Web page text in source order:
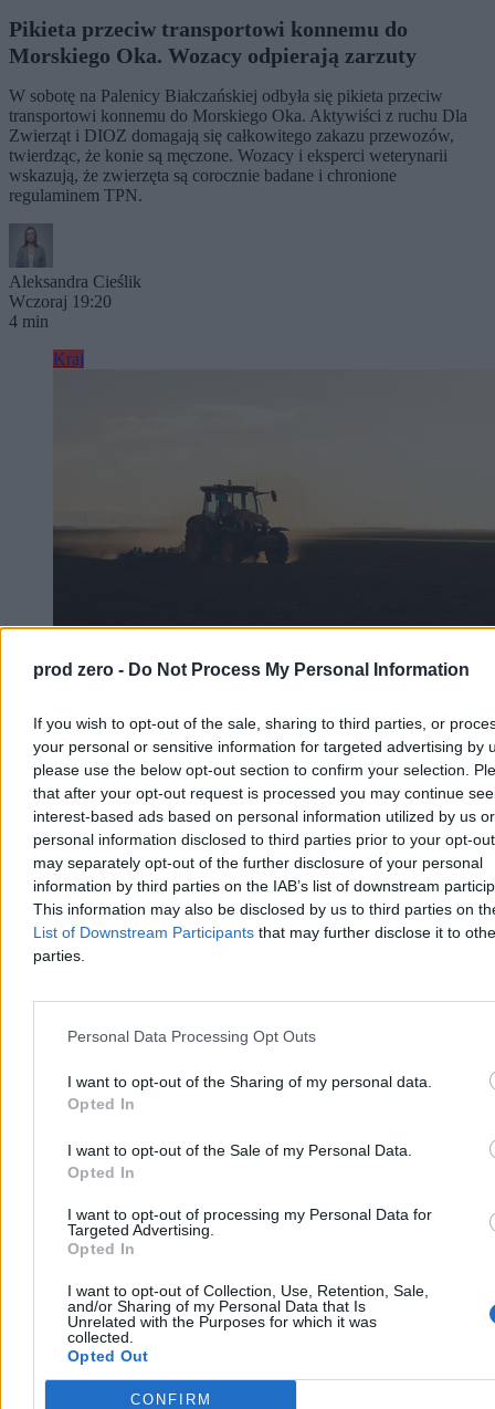
prod zero - Do Not Process My Personal Information
If you wish to opt-out of the sale, sharing to third parties, or
your personal or sensitive information for targeted advertising by
please use the below opt-out section to confirm your selection.
that after your opt-out request is processed you may continue
interest-based ads based on personal information utilized by us or
personal information disclosed to third parties prior to your opt-
may separately opt-out of the further disclosure of your personal
information by third parties on the IAB’s list of downstream
This information may also be disclosed by us to third parties on
List of Downstream Participants that may further disclose it to
parties.
Personal Data Processing Opt Outs
I want to opt-out of the Sharing of my personal data.
Opted In
I want to opt-out of the Sale of my Personal Data.
Opted In
I want to opt-out of processing my Personal Data for
Targeted Advertising.
Opted In
I want to opt-out of Collection, Use, Retention, Sale,
and/or Sharing of my Personal Data that Is
Unrelated with the Purposes for which it was
collected.
Opted Out
CONFIRM
Pikieta przeciw transportowi konnemu do
Morskiego Oka. Wozacy odpierają zarzuty
W sobotę na Palenicy Białczańskiej odbyła się pikieta przeciw
transportowi konnemu do Morskiego Oka. Aktywiści z ruchu Dla
Zwierząt i DIOZ domagają się całkowitego zakazu przewozów,
twierdząc, że konie są męczone. Wozacy i eksperci weterynarii
wskazują, że zwierzęta są corocznie badane i chronione
regulaminem TPN.
Aleksandra Cieślik
Wczoraj 19:20
4 min
Kraj
ok. 400 tys. zł
W piątek w gliwickiej dzielnicy Ostropa 60-letni rolnik ciągnikiem
marki Ursus celowo wjechał na świeżo położony asfalt, niszcząc
pługiem ok. 200 metrów nowej jezdni. Twierdził, że droga należy
do niego. Policja zatrzymała go na gorącym uczynku. Straty
oszacowano wstępnie na ok. 400 tys. zł.
Aleksandra Cieślik
Wczoraj 18:17
Reklama
Kraj